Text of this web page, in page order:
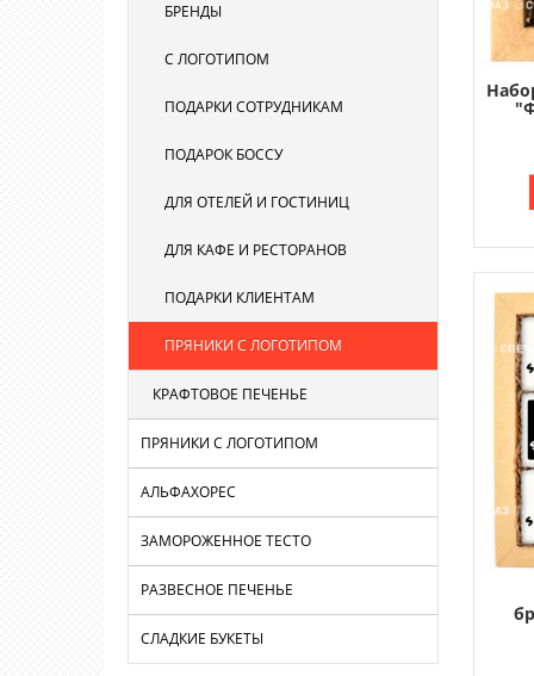
БРЕНДЫ
С ЛОГОТИПОМ
ПОДАРКИ СОТРУДНИКАМ
ПОДАРОК БОССУ
ДЛЯ ОТЕЛЕЙ И ГОСТИНИЦ
ДЛЯ КАФЕ И РЕСТОРАНОВ
ПОДАРКИ КЛИЕНТАМ
ПРЯНИКИ С ЛОГОТИПОМ
КРАФТОВОЕ ПЕЧЕНЬЕ
ПРЯНИКИ С ЛОГОТИПОМ
АЛЬФАХОРЕС
ЗАМОРОЖЕННОЕ ТЕСТО
РАЗВЕСНОЕ ПЕЧЕНЬЕ
СЛАДКИЕ БУКЕТЫ